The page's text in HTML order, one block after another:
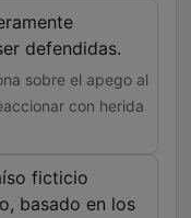
defendidas.
sobre el apego al
con herida
ficticio
basado en los